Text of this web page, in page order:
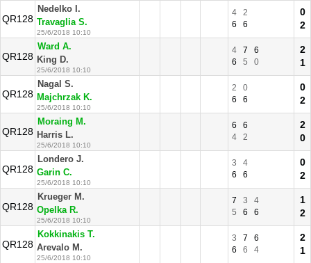
QR128
Nedelko I.
Travaglia S.
25/6/2018 10:10
4
2
6
6
0
2
QR128
Ward A.
King D.
25/6/2018 10:10
4 7
6
6
5 0
2
1
QR128
Nagal S.
Majchrzak K.
25/6/2018 10:10
2
0
6
6
0
2
QR128
Moraing M.
Harris L.
25/6/2018 10:10
6
6
4
2
2
0
QR128
Londero J.
Garin C.
25/6/2018 10:10
3
4
6
6
0
2
QR128
Krueger M.
Opelka R.
25/6/2018 10:10
7 3
4
5
6 6
1
2
QR128
Kokkinakis T.
Arevalo M.
25/6/2018 10:10
3 7
6
6
6 4
2
1